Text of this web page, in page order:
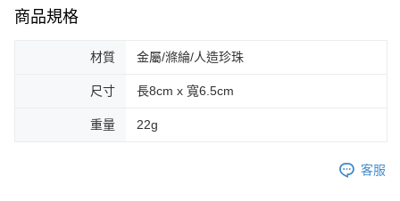
商品規格
材質 金屬/滌綸/人造珍珠
尺寸 長8cm x 寬6.5cm
重量 22g
客服